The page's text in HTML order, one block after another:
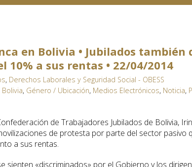
en Bolivia • Jubilados también
10% a sus rentas • 22/04/2014
, Derechos Laborales y Seguridad Social - OBESS
, Género / Ubicación, Medios Electrónicos, Noticia,
de Trabajadores Jubilados de Bolivia,
de protesta por parte del sector pasivo
a sus rentas.
sienten «discriminados» por el Gobierno y los